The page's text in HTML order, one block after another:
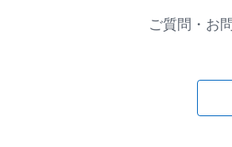
ご質問・お